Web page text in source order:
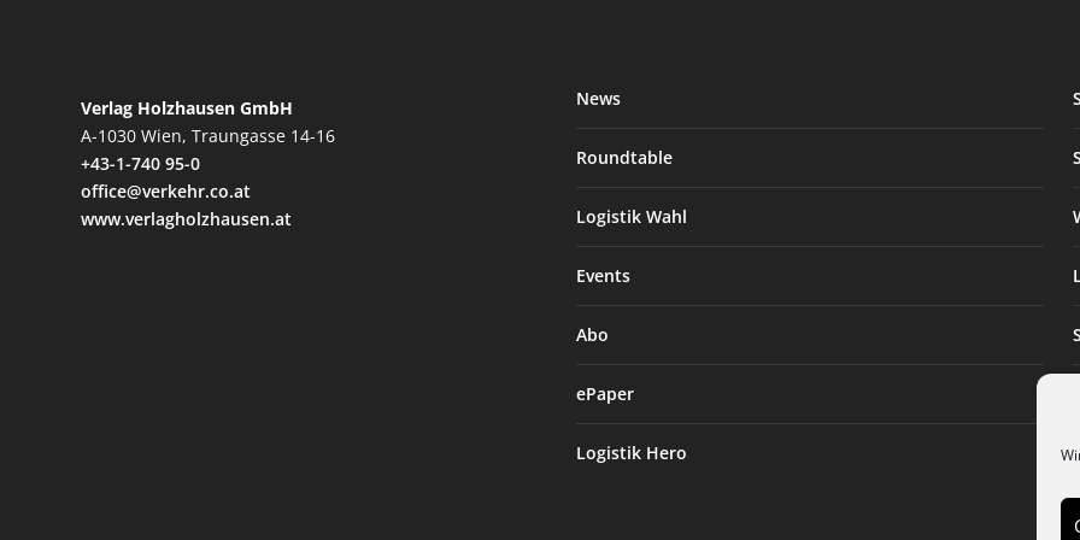
Verlag Holzhausen GmbH
A-1030 Wien, Traungasse 14-16
+43-1-740 95-0
office@verkehr.co.at
www.verlagholzhausen.at
News
Roundtable
Logistik Wahl
Events
Abo
ePaper
Logistik Hero